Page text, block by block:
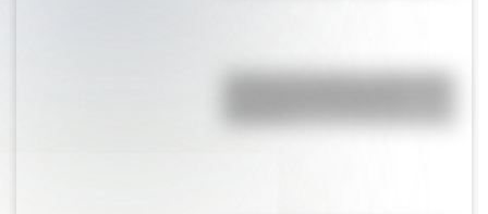
¿Sabías que Buenos Aires tiene
Romano?